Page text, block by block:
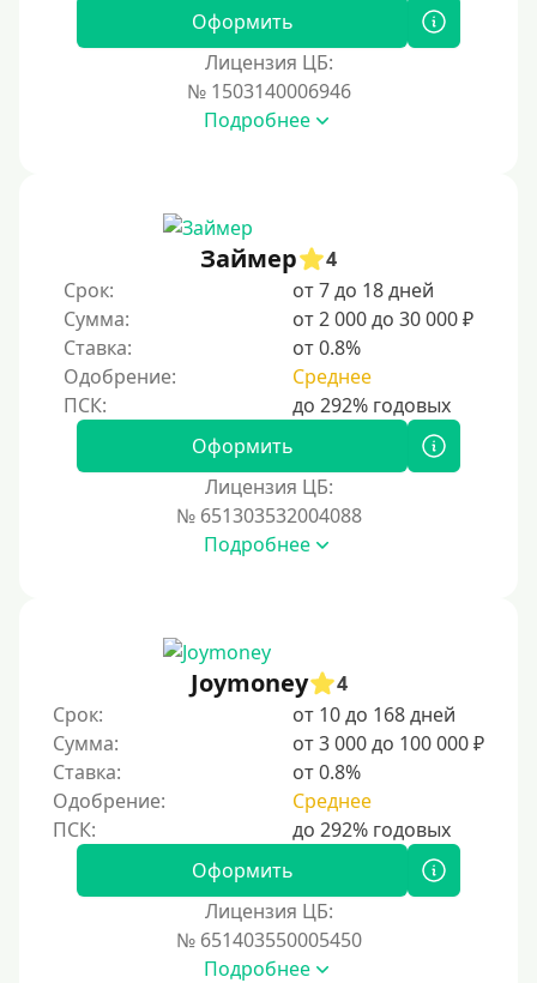
Оформить
Лицензия ЦБ:
№ 1503140006946
Подробнее
Займер
4
Срок:
от 7 до 18 дней
Сумма:
от 2 000 до 30 000 ₽
Ставка:
от 0.8%
Одобрение:
Среднее
Оформить
Лицензия ЦБ:
№ 651303532004088
Подробнее
Joymoney
4
Срок:
от 10 до 168 дней
Сумма:
от 3 000 до 100 000 ₽
Ставка:
от 0.8%
Одобрение:
Среднее
Оформить
Лицензия ЦБ:
№ 651403550005450
Подробнее